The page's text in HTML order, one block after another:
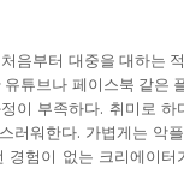
음부터 대중을 대하는
유튜브나 페이스북 같은
이 부족하다. 취미로 하
러워한다. 가볍게는 악
경험이 없는 크리에이터